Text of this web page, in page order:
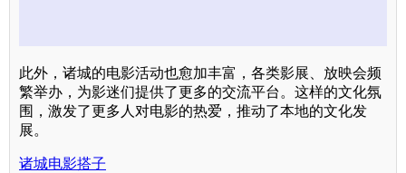
此外，诸城的电影活动也愈加丰富，各类影展、放映会频
繁举办，为影迷们提供了更多的交流平台。这样的文化氛
围，激发了更多人对电影的热爱，推动了本地的文化发
展。
诸城电影搭子